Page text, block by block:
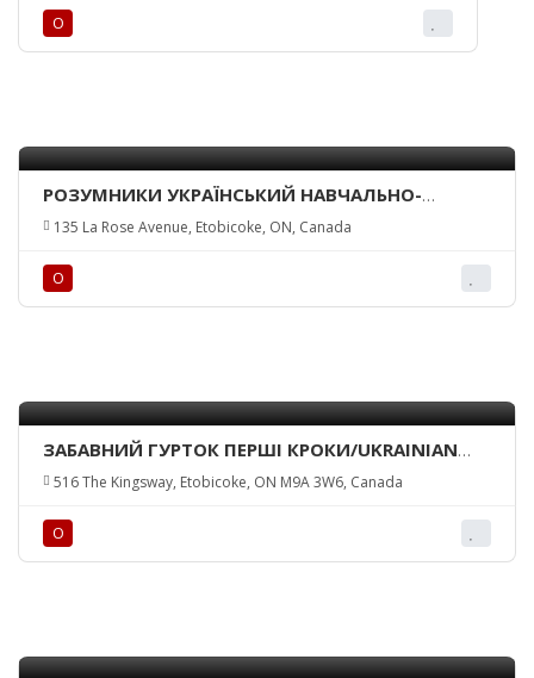
О
РОЗУМНИКИ УКРАЇНСЬКИЙ НАВЧАЛЬНО-
ПІЗНАВАЛЬНИЙ ЦЕНТР/SMART KIDS EDUCATION
AND DISCOVERY CENTER
135 La Rose Avenue, Etobicoke, ON, Canada
О
ЗАБАВНИЙ ГУРТОК ПЕРШІ КРОКИ/UKRAINIAN
FIRST STEPS PLAYGROUP
516 The Kingsway, Etobicoke, ON M9A 3W6, Canada
О